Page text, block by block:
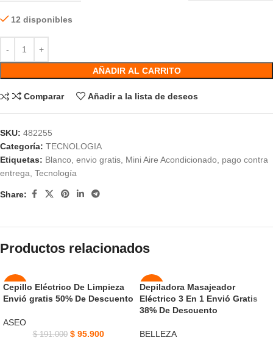
12 disponibles
AÑADIR AL CARRITO
Comparar Añadir a la lista de deseos
SKU: 482255
Categoría: TECNOLOGIA
Etiquetas: Blanco, envio gratis, Mini Aire Acondicionado, pago contra
entrega, Tecnología
Share:
Productos relacionados
-50%
Cepillo Eléctrico De Limpieza
Envió gratis 50% De Descuento
ASEO
$191.000 $95.900
-41%
AGOT
ADO
NUEVO
Depiladora Masajeador
Eléctrico 3 En 1 Envió Gratis
38% De Descuento
BELLEZA